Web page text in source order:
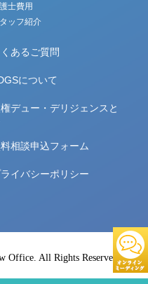
士費用
ッフ紹介
あるご質問
について
権デュー・デリジェンスと
相談申込フォーム
イバシーポリシー
Office. All Rights Reserved.